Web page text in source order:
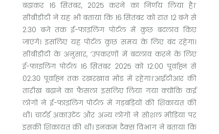
बढ़ाकर 16 सितंबर, 2025 करने का निर्णय लिया है।’
सीबीडीटी ने यह भी बताया कि 16 सितंबर को रात 12 बजे से
2:30 बजे तक ई-फाइलिंग पोर्टल में कुछ बदलाव किए
जाएंगे। इसलिए यह पोर्टल कुछ समय के लिए बंद रहेगा।
सीबीडीटी के अनुसार, ‘उपकरणों में बदलाव करने के लिए
ई-फाइलिंग पोर्टल 16 सितंबर 2025 को 12:00 पूर्वाह्न से
02:30 पूर्वाह्न तक रखरखाव मोड में रहेगा।’आईटीआर की
तारीख बढ़ाने का फैसला इसलिए लिया गया क्योंकि कई
लोगों ने ई-फाइलिंग पोर्टल में गड़बड़ियों की शिकायत की
थी। चार्टर्ड अकाउंटेंट और अन्य लोगों ने सोशल मीडिया पर
इसकी शिकायत की थी। इनकम टैक्स विभाग ने बताया कि